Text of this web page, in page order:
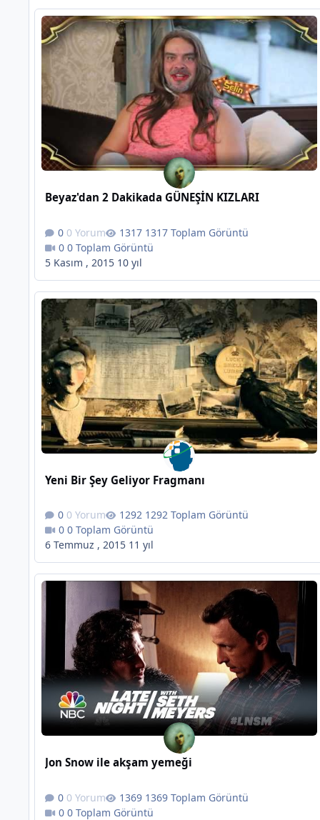
Beyaz'dan 2 Dakikada GÜNEŞİN KIZLARI
0 Yorum
1317 Toplam Görüntü
0 Toplam Görüntü
5 Kasım , 2015 10 yıl
Yeni Bir Şey Geliyor Fragmanı
0 Yorum
1292 Toplam Görüntü
0 Toplam Görüntü
6 Temmuz , 2015 11 yıl
Jon Snow ile akşam yemeği
0 Yorum
1369 Toplam Görüntü
0 Toplam Görüntü